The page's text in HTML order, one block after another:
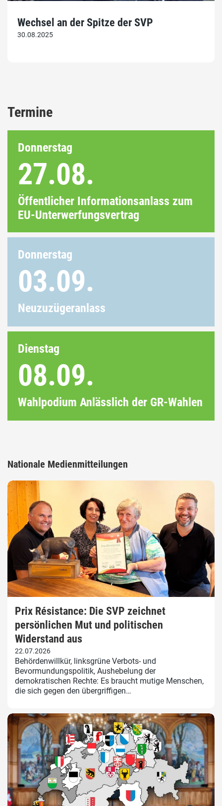
Wechsel an der Spitze der SVP
30.08.2025
Termine
Donnerstag
27.08.
Öffentlicher Informationsanlass zum
EU-Unterwerfungsvertrag
Donnerstag
03.09.
Neuzuzügeranlass
Dienstag
08.09.
Wahlpodium Anlässlich der GR-Wahlen
Nationale Medienmitteilungen
Prix Résistance: Die SVP zeichnet
persönlichen Mut und politischen
Widerstand aus
22.07.2026
Behördenwillkür, linksgrüne Verbots- und
Bevormundungspolitik, Aushebelung der
demokratischen Rechte: Es braucht mutige Menschen,
die sich gegen den übergriffigen…